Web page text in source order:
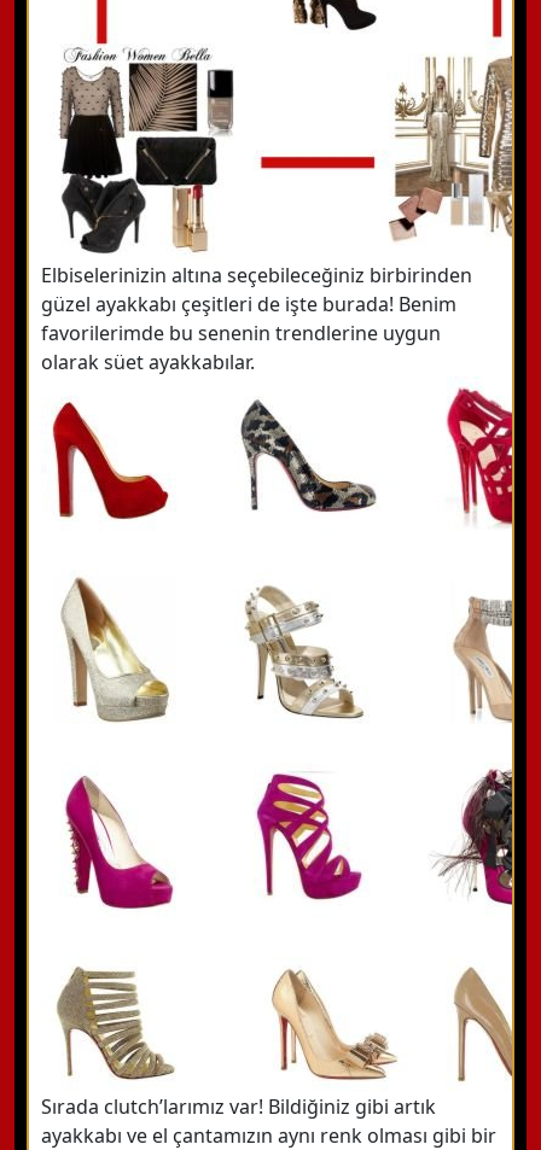
Elbiselerinizin altına seçebileceğiniz birbirinden
güzel ayakkabı çeşitleri de işte burada! Benim
favorilerimde bu senenin trendlerine uygun
olarak süet ayakkabılar.
Sırada clutch’larımız var! Bildiğiniz gibi artık
ayakkabı ve el çantamızın aynı renk olması gibi bir